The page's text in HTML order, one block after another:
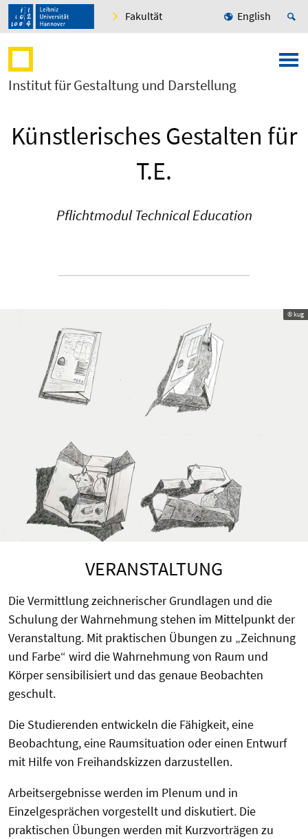
Fakultät English
Institut für Gestaltung und Darstellung
Künstlerisches Gestalten für
T.E.
Pflichtmodul Technical Education
© kug
VERANSTALTUNG
Die Vermittlung zeichnerischer Grundlagen und die
Schulung der Wahrnehmung stehen im Mittelpunkt der
Veranstaltung. Mit praktischen Übungen zu „Zeichnung
und Farbe“ wird die Wahrnehmung von Raum und
Körper sensibilisiert und das genaue Beobachten
geschult.
Die Studierenden entwickeln die Fähigkeit, eine
Beobachtung, eine Raumsituation oder einen Entwurf
mit Hilfe von Freihandskizzen darzustellen.
Arbeitsergebnisse werden im Plenum und in
Einzelgesprächen vorgestellt und diskutiert. Die
praktischen Übungen werden mit Kurzvorträgen zu